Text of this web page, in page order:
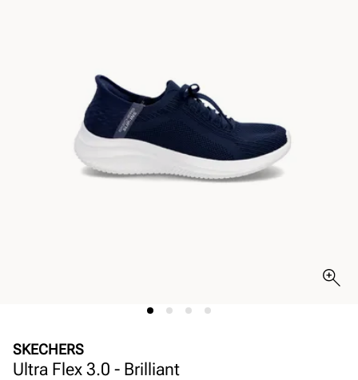
SKECHERS
Ultra Flex 3.0 - Brilliant